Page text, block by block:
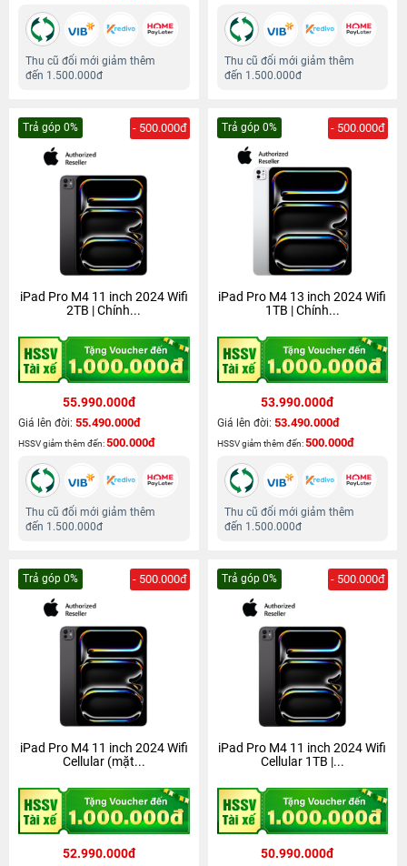
Thu cũ đổi mới giảm thêm
đến 1.500.000đ
Thu cũ đổi mới giảm thêm
đến 1.500.000đ
Trả góp 0% - 500.000đ
iPad Pro M4 11 inch 2024 Wifi
2TB | Chính...
55.990.000đ
Giá lên đời: 55.490.000đ
HSSV giảm thêm đến:500.000đ
Thu cũ đổi mới giảm thêm
đến 1.500.000đ
Trả góp 0% - 500.000đ
iPad Pro M4 13 inch 2024 Wifi
1TB | Chính...
53.990.000đ
Giá lên đời: 53.490.000đ
HSSV giảm thêm đến:500.000đ
Thu cũ đổi mới giảm thêm
đến 1.500.000đ
Trả góp 0% - 500.000đ
iPad Pro M4 11 inch 2024 Wifi
Cellular (mặt...
52.990.000đ
Trả góp 0% - 500.000đ
iPad Pro M4 11 inch 2024 Wifi
Cellular 1TB |...
50.990.000đ